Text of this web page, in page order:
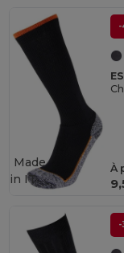
-
À
Made
in IT
-